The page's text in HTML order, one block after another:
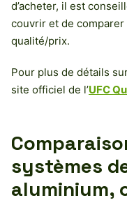
d’acheter, il est
couvrir et de
qualité/prix.
Pour plus de détails
site officiel de l’UFC
systèmes
aluminium,